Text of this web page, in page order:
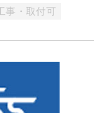
事・取付可